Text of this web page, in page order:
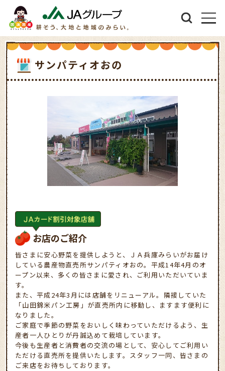
サンパティオおの
お店のご紹介
皆さまに安心野菜を提供しようと、ＪＡ兵庫みらいがお届け
している農産物直売所サンパティオおの。平成14年4月のオ
ープン以来、多くの皆さまに愛され、ご利用いただいていま
す。
また、平成24年3月には店舗をリニューアル。隣接していた
「山田錦米パン工房」が直売所内に移動し、ますます便利に
なりました。
ご家庭で季節の野菜をおいしく味わっていただけるよう、生
産者一人ひとりが丹誠込めて栽培しています。
今後も生産者と消費者の交流の場として、安心してご利用い
ただける直売所を提供いたします。スタッフ一同、皆さまの
ご来店をお待ちしております。